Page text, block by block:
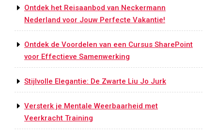
Ontdek het Reisaanbod van Neckermann
Nederland voor Jouw Perfecte Vakantie!
Ontdek de Voordelen van een Cursus SharePoint
voor Effectieve Samenwerking
Stijlvolle Elegantie: De Zwarte Liu Jo Jurk
Versterk je Mentale Weerbaarheid met
Veerkracht Training